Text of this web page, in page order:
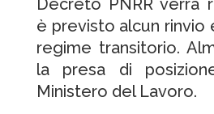
Decreto PNRR verrà
è previsto alcun rinvio
regime transitorio.
la presa di
Ministero del Lavoro.